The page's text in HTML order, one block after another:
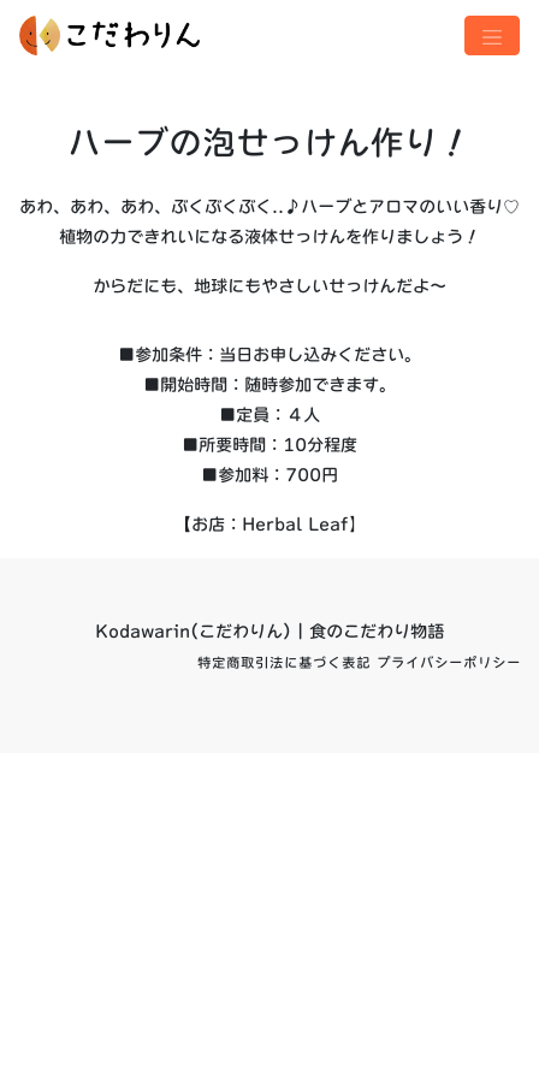
ハーブの泡せっけん作り！
あわ、あわ、あわ、ぶくぶくぶく..♪ハーブとアロマのいい香り ♡
植物の力できれいになる液体せっけんを作りましょう！
からだにも、地球にもやさしいせっけんだよ〜
■参加条件：当日お申し込みください。
■開始時間：随時参加できます。
■定員：４人
■所要時間：10分程度
■参加料：700円
【お店：Herbal Leaf】
Kodawarin(こだわりん) | 食のこだわり物語
特定商取引法に基づく表記 プライバシーポリシー